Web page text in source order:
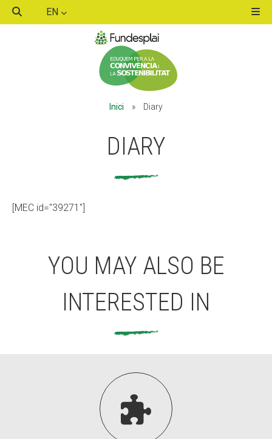
EN
Inici » Diary
DIARY
[MEC id="39271"]
YOU MAY ALSO BE
INTERESTED IN

ACTIVITATS D'ESTIU
ALBERG CENTRE ESPLAI
CASES DE COLÒNIES
ESPLAIS
SUPORT TERCER SECTOR